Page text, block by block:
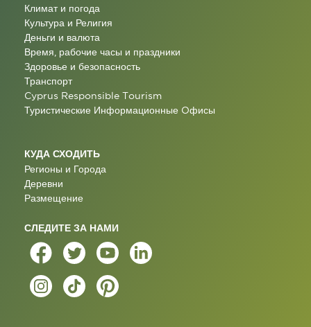
Климат и погода
Культура и Религия
Деньги и валюта
Время, рабочие часы и праздники
Здоровье и безопасность
Транспорт
Cyprus Responsible Tourism
Туристические Информационные Oфисы
КУДА СХОДИТЬ
Регионы и Города
Деревни
Размещение
СЛЕДИТЕ ЗА НАМИ